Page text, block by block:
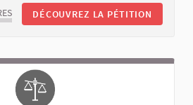
DÉCOUVREZ LA PÉTITION